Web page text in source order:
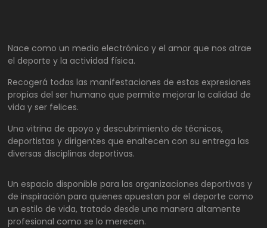
Nace como un medio electrónico y el amor que nos atrae
el deporte y la actividad física.
Recogerá todas las manifestaciones de estas expresiones
propias del ser humano que permite mejorar la calidad de
vida y ser felices.
Una vitrina de apoyo y descubrimiento de técnicos,
deportistas y dirigentes que enaltecen con su entrega las
diversas disciplinas deportivas.
Un espacio disponible para las organizaciones deportivas y
de inspiración para quienes apuestan por el deporte como
un estilo de vida, tratado desde una manera altamente
profesional como se lo merecen.